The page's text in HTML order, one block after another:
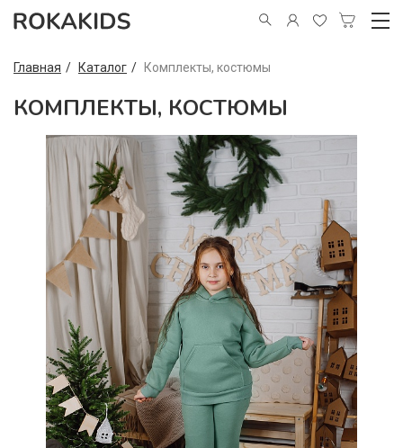
Главная Каталог Комплекты, костюмы
КОМПЛЕКТЫ, КОСТЮМЫ